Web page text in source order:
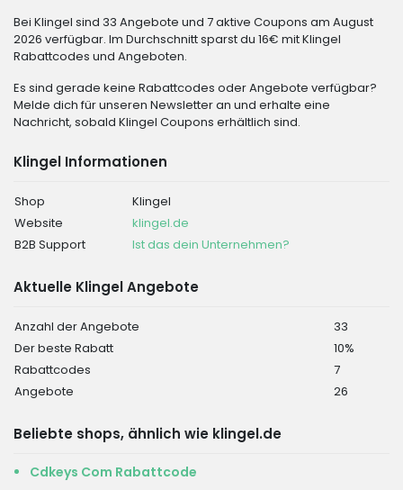
Bei Klingel sind 33 Angebote und 7 aktive Coupons am August
2026 verfügbar. Im Durchschnitt sparst du 16€ mit Klingel
Rabattcodes und Angeboten.
Es sind gerade keine Rabattcodes oder Angebote verfügbar?
Melde dich für unseren Newsletter an und erhalte eine
Nachricht, sobald Klingel Coupons erhältlich sind.
Klingel Informationen
Shop
Klingel
Website
klingel.de
B2B Support
Ist das dein Unternehmen?
Aktuelle Klingel Angebote
Anzahl der Angebote
33
Der beste Rabatt
10%
Rabattcodes
7
Angebote
26
Beliebte shops, ähnlich wie klingel.de
Cdkeys Com Rabattcode